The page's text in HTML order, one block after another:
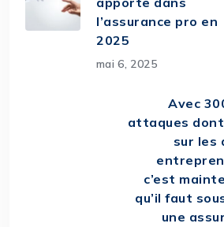
l’assurance pro en
2025
mai 6, 2025
Avec
attaques
sur les
c’est
qu’il faut
une